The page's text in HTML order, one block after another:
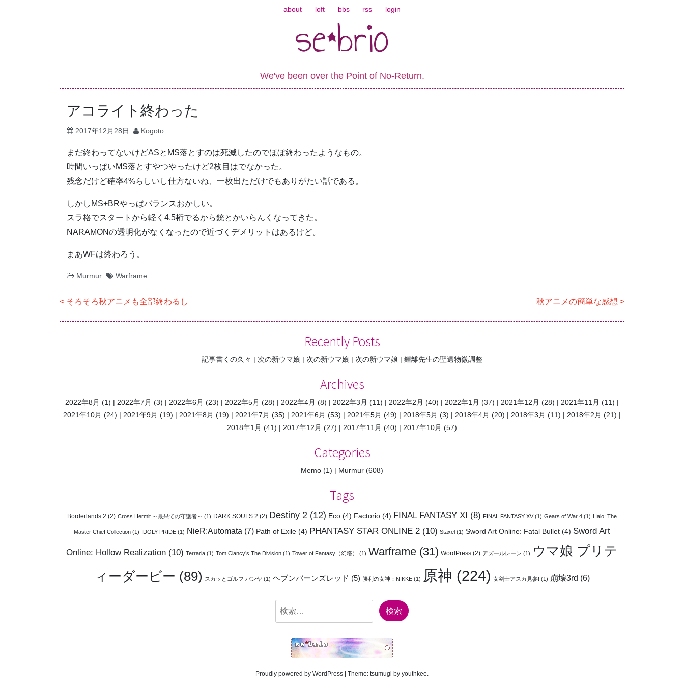
about loft bbs rss login
se*brio
We've been over the Point of No-Return.
アコライト終わった
2017年12月28日 Kogoto
まだ終わってないけどASとMS落とすのは死滅したのでほぼ終わったようなもの。
時間いっぱいMS落とすやつやったけど2枚目はでなかった。
残念だけど確率4%らしいし仕方ないね、一枚出ただけでもありがたい話である。
しかしMS+BRやっぱバランスおかしい。
スラ格でスタートから軽く4,5桁でるから銃とかいらんくなってきた。
NARAMONの透明化がなくなったので近づくデメリットはあるけど。
まあWFは終わろう。
Murmur Warframe
投
ョ
そろそろ秋アニメも全部終わるし 秋アニメの簡単な感想
Recently Posts
記事書くの久々 次の新ウマ娘 次の新ウマ娘 次の新ウマ娘 鍾離先生の聖遺物微調整
Archives
2022年8月 (1) 2022年7月 (3) 2022年6月 (23) 2022年5月 (28) 2022年4月 (8) 2022年3月 (11) 2022年2月 (40) 2022年1月 (37) 2021年12月 (28) 2021年11月 (11)
2021年10月 (24) 2021年9月 (19) 2021年8月 (19) 2021年7月 (35) 2021年6月 (53) 2021年5月 (49) 2018年5月 (3) 2018年4月 (20) 2018年3月 (11) 2018年2月 (21)
2018年1月 (41) 2017年12月 (27) 2017年11月 (40) 2017年10月 (57)
Categories
Memo (1) Murmur (608)
Tags
Borderlands 2 (2) Cross Hermit ～最果ての守護者～ (1) DARK SOULS 2 (2) Destiny 2 (12) Eco (4) Factorio (4) FINAL FANTASY XI (8) FINAL FANTASY XV (1) Gears of War 4 (1) Halo: The
Master Chief Collection (1) IDOLY PRIDE (1) NieR:Automata (7) Path of Exile (4) PHANTASY STAR ONLINE 2 (10) Staxel (1) Sword Art Online: Fatal Bullet (4) Sword Art
Online: Hollow Realization (10) Terraria (1) Tom Clancy’s The Division (1) Tower of Fantasy（幻塔） (1) Warframe (31) WordPress (2) アズールレーン (1)
ウマ娘 プリテ
ィーダービー (89) スカッとゴルフ パンヤ (1) ヘブンバーンズレッド (5) 勝利の女神：NIKKE(1) 原神 (224) 女剣士アスカ見参! (1) 崩壊3rd (6)
Proudly powered by WordPress Theme: tsumugi by youthkee.